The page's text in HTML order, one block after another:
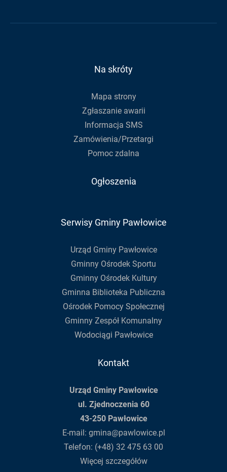
Na skróty
Mapa strony
Zgłaszanie awarii
Informacja SMS
Zamówienia/Przetargi
Pomoc zdalna
Ogłoszenia
Serwisy Gminy Pawłowice
Urząd Gminy Pawłowice
Gminny Ośrodek Sportu
Gminny Ośrodek Kultury
Gminna Biblioteka Publiczna
Ośrodek Pomocy Społecznej
Gminny Zespół Komunalny
Wodociągi Pawłowice
Kontakt
Urząd Gminy Pawłowice
ul. Zjednoczenia 60
43-250 Pawłowice
E-mail: gmina@pawlowice.pl
Telefon: (+48) 32 475 63 00
Więcej szczegółów